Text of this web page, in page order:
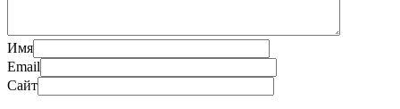
Имя
Email
Сайт